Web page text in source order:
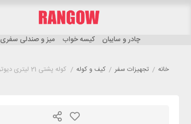
چادر و سایبان کیسه خواب میز و صندلی سفری
خانه / تجهیزات سفر / کیف و کوله / کوله پشتی 21 لیتری دیوتر مدل DEUTER FUTURA 21 SL پوس پیازی